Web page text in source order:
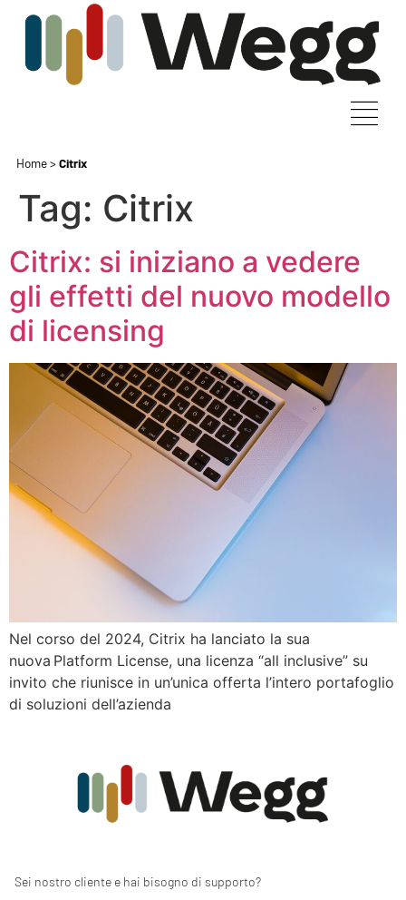
Home>Citrix
Tag: Citrix
Citrix: si iniziano a vedere
gli effetti del nuovo modello
di licensing
Nel corso del 2024, Citrix ha lanciato la sua
nuova Platform License, una licenza “all inclusive” su
invito che riunisce in un’unica offerta l’intero portafoglio
di soluzioni dell’azienda
Sei nostro cliente e hai bisogno di supporto?